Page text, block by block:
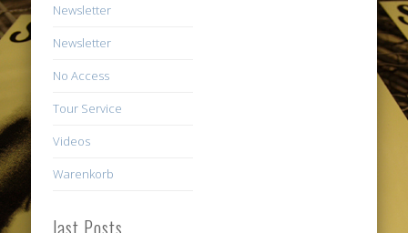
Newsletter
Newsletter
No Access
Tour Service
Videos
Warenkorb